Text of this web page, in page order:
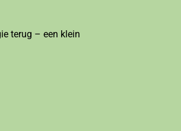
terug – een klein